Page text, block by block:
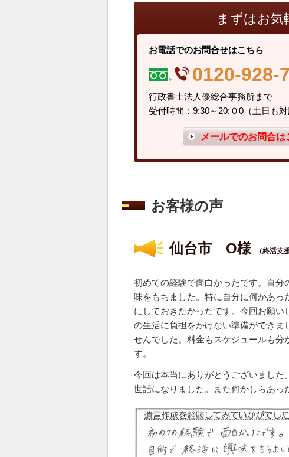
まずはお気
お電話でのお問合せはこちら
0120-928-
行政書士法人優総合
受付時間：9:30～20:０0（土日も対
メールでのお問合は
お客様の声
仙台市 O様 （終活支
初めての経験で面白かったです。自
味をもちました。特に自分に何かあ
にしておきたかったです。今回お願
の生活に負担をかけない準備ができま
せんでした。料金もスケジュールも
す。
今回は本当にありがとうございまし
世話になりました。また何かしらあっ